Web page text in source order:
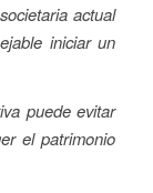
actual
iniciar un
puede evitar
el patrimonio